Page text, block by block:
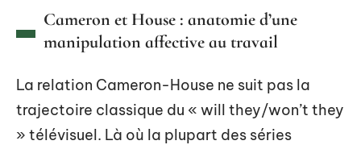
Cameron et House : anatomie d’une
manipulation affective au travail
La relation Cameron-House ne suit pas la
trajectoire classique du « will they/won’t they
» télévisuel. Là où la plupart des séries